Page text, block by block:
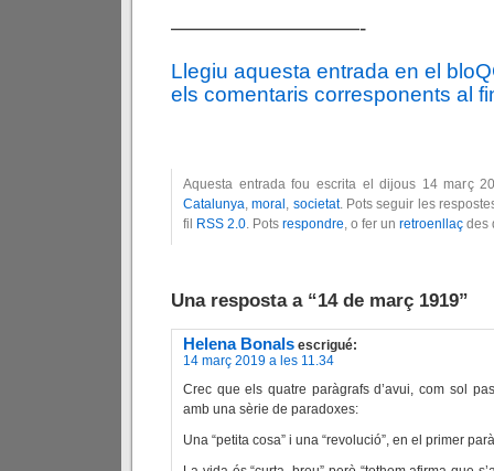
—————————-
Llegiu aquesta entrada en el
els comentaris corresponents al
Aquesta entrada fou escrita el dijous 14 març
Catalunya,moral , societat. Pots seguir les
fil
RSS 2.0. Pots respondre, o fer un retroenllaç des
Una resposta a “14 de març 1919”
Helena Bonals escrigué:
14 març 2019 a les 11.34
Crec que els quatre paràgrafs d’avui, com sol
amb una sèrie de paradoxes:
Una “petita cosa” i una “revolució”, en el primer